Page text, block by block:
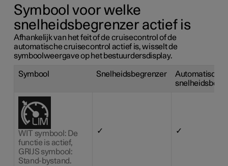
Symbool voor welke
snelheidsbegrenzer actief is
Afhankelijk van het feit of de cruisecontrol of de
automatische cruisecontrol actief is, wisselt de
symboolweergave op het bestuurdersdisplay.
Symbool Snelheidsbegrenzer
Automatische
WIT symbool: De
functie is actief,
GRIJS symbool:
Stand-bystand.
✓ ✓